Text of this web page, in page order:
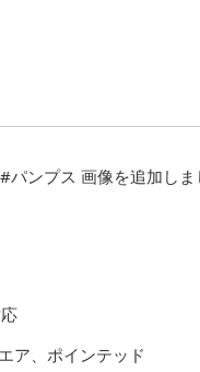
#パンプス 画像を追加し
ア、ポインテッド